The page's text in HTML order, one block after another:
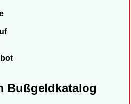
Bußgeldkatalog